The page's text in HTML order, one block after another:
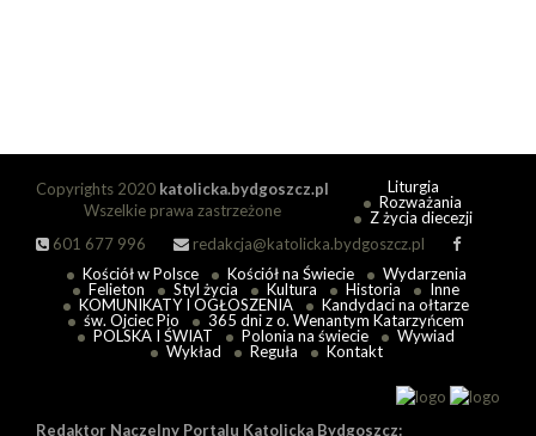
Copyrights 2020 katolicka.bydgoszcz.pl
Wszelkie prawa zastrzeżone
601 677 996
redakcja@katolicka.bydgoszcz.pl
Liturgia
Rozważania
Z życia diecezji
Kościół w Polsce Kościół na Świecie
Wydarzenia
Felieton
Styl życia Kultura Historia
Inne
KOMUNIKATY I OGŁOSZENIA
Kandydaci na ołtarze
św. Ojciec Pio
365 dni z o. Wenantym Katarzyńcem
POLSKA I ŚWIAT
Polonia na świecie
Wywiad
Wykład
Reguła Kontakt
Redaktor Naczelny Portalu Katolicka Bydgoszcz: